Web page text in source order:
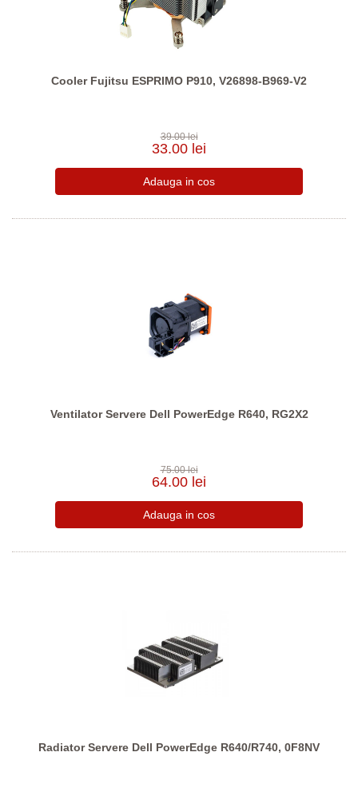
Cooler Fujitsu ESPRIMO P910, V26898-B969-V2
39.00 lei
33.00 lei
Ventilator Servere Dell PowerEdge R640, RG2X2
75.00 lei
64.00 lei
Radiator Servere Dell PowerEdge R640/R740, 0F8NV